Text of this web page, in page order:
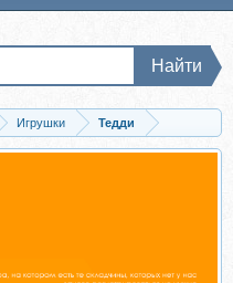
Найти
Игрушки
Тедди